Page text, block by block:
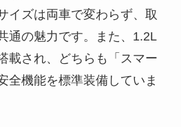
イズは両車で変わらず、取
通の魅力です。また、1.2L
載され、どちらも「スマー
全機能を標準装備していま